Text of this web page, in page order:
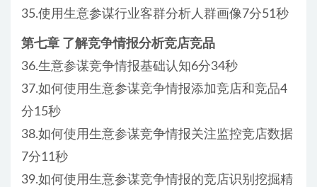
35.使用生意参谋行业客群分析人群画像7分51秒
第七章 了解竞争情报分析竞店竞品
36.生意参谋竞争情报基础认知6分34秒
37.如何使用生意参谋竞争情报添加竞店和竞品4
分15秒
38.如何使用生意参谋竞争情报关注监控竞店数据
7分11秒
39.如何使用生意参谋竞争情报的竞店识别挖掘精